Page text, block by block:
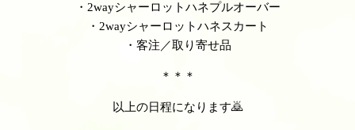
・2wayシャーロットハネプルオーバー
・2wayシャーロットハネスカート
・客注／取り寄せ品
＊＊＊
以上の日程になります🙇